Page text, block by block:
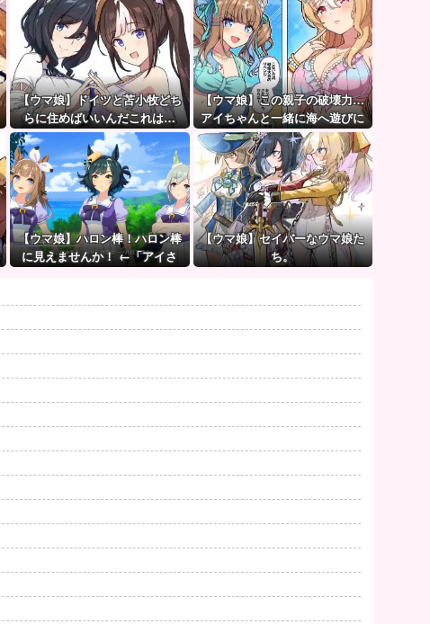
【ウマ娘】ドイツと苫小牧どち
らに住めばいいんだこれは…
【ウマ娘】この親子の破壊力…
アイちゃんと一緒に海へ遊びに
行きたい人生だった。
【ウマ娘】ハロン棒！ハロン棒
に見えませんか！ ←「アイさ
【ウマ娘】セイバーなウマ娘た
ち。